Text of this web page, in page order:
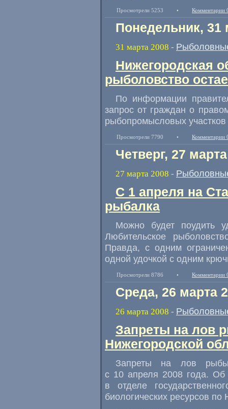
Просмотрели 5253 • Комментарии
Понедельник, 31
31 марта 2008 -
Нижегородская
рыболовство
По информации
запрос от граждан о
рыбопромысловых
Просмотрели 7790 • Комментарии
Четверг, 27
27 марта 2008 -
С 1 апреля на
рыбалка
Можно будет поудить
Любительское
Правда, с одним
одной удочкой с одним
Просмотрели 8786 • Комментарии
Среда, 26 марта
26 марта 2008 -
Запреты на лов
Нижегородской
Запреты на лов рыбы
с 10 апреля 2008 года.
в отделе
биологических ресурсов